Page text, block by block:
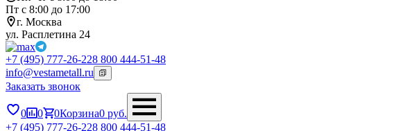
Пт с 8:00 до 17:00
г. Москва
ул. Расплетина 24
+7 (495) 777-26-228 800 444-51-48
info@vestametall.ru
Заказать звонок
0 0 0Корзина0 руб.
+7 (495) 777-26-228 800 444-51-48